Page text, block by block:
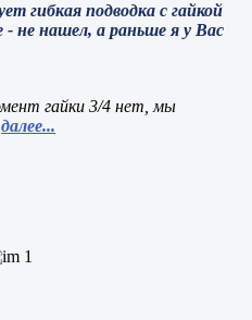
гибкая подводка с гайкой
- не нашел, а раньше я у Вас
гайки 3/4 нет, мы
далее...